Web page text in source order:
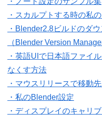
・スカルプトする時の私
・Blender2.8ビルドのダ
（Blender Version Manager
・英語UIで日本語ファイ
なくす方法
・マウスリリースで移動
・私のBlender設定
・ディスプレイのキャリ